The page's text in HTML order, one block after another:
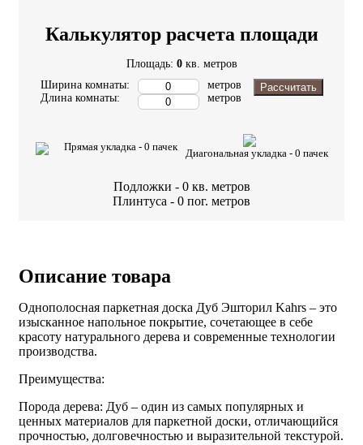
Калькулятор расчета площади
Площадь: 0 кв. метров
Ширина комнаты:
Длина комнаты:
метров
метров
Рассчитать
Прямая укладка - 0 пачек
Диагональная укладка - 0 пачек
Подложки - 0 кв. метров
Плинтуса - 0 пог. метров
Описание товара
Однополосная паркетная доска Дуб Эшторил Kahrs – это
изысканное напольное покрытие, сочетающее в себе
красоту натурального дерева и современные технологии
производства.
Преимущества:
Порода дерева: Дуб – один из самых популярных и
ценных материалов для паркетной доски, отличающийся
прочностью, долговечностью и выразительной текстурой.